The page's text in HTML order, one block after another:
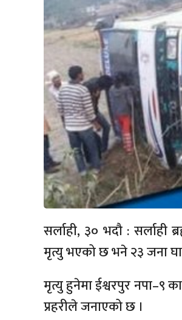
सर्लाही, ३० भदौ : सर्लाही
मृत्यु भएको छ भने २३ जना
मृत्यु हुनेमा ईश्वरपुर नपा–९
प्रहरीले जनाएको छ ।